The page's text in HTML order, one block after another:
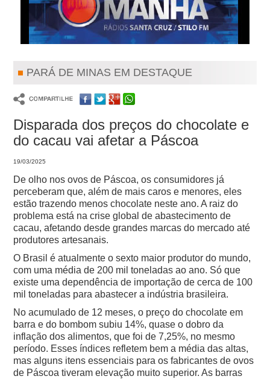
PARÁ DE MINAS EM DESTAQUE
Disparada dos preços do chocolate e
do cacau vai afetar a Páscoa
19/03/2025
De olho nos ovos de Páscoa, os consumidores já
perceberam que, além de mais caros e menores, eles
estão trazendo menos chocolate neste ano. A raiz do
problema está na crise global de abastecimento de
cacau, afetando desde grandes marcas do mercado até
produtores artesanais.
O Brasil é atualmente o sexto maior produtor do mundo,
com uma média de 200 mil toneladas ao ano. Só que
existe uma dependência de importação de cerca de 100
mil toneladas para abastecer a indústria brasileira.
No acumulado de 12 meses, o preço do chocolate em
barra e do bombom subiu 14%, quase o dobro da
inflação dos alimentos, que foi de 7,25%, no mesmo
período. Esses índices refletem bem a média das altas,
mas alguns itens essenciais para os fabricantes de ovos
de Páscoa tiveram elevação muito superior. As barras